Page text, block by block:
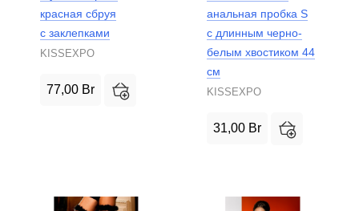
красная сбруя
с заклепками
KISSEXPO
77,00 Br
анальная пробка S
с длинным черно-
белым хвостиком 44
см
KISSEXPO
31,00 Br